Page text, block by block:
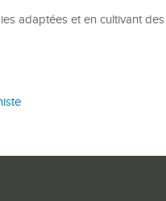
adaptées et en cultivant des